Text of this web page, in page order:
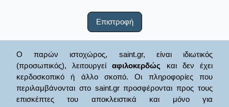
Επιστροφή
Ο παρών ιστοχώρος, saint.gr, είναι ιδιωτικός
(προσωπικός), λειτουργείαφιλοκερδώς και δεν έχει
κερδοσκοπικό ή άλλο σκοπό. Οι πληροφορίες που
περιλαμβάνονται στο saint.gr προσφέρονται προς τους
επισκέπτες του αποκλειστικά και μόνο για